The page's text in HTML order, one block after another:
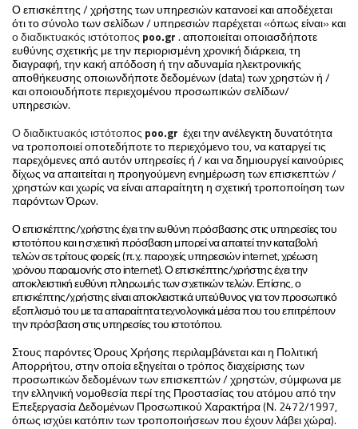
Ο επισκέπτης / χρήστης των υπηρεσιών κατανοεί και αποδέχεται
ότι το σύνολο των σελίδων / υπηρεσιών παρέχεται «όπως είναι» και
ο διαδικτυακός ιστότοπος poo.gr. αποποιείται οποιασδήποτε
ευθύνης σχετικής με την περιορισμένη χρονική διάρκεια, τη
διαγραφή, την κακή απόδοση ή την αδυναμία ηλεκτρονικής
αποθήκευσης οποιωνδήποτε δεδομένων (data) των χρηστών ή /
και οποιουδήποτε περιεχομένου προσωπικών σελίδων/
υπηρεσιών.
Ο διαδικτυακός ιστότοπος poo.gr έχει την ανέλεγκτη δυνατότητα
να τροποποιεί οποτεδήποτε το περιεχόμενο του, να καταργεί τις
παρεχόμενες από αυτόν υπηρεσίες ή / και να δημιουργεί καινούριες
δίχως να απαιτείται η προηγούμενη ενημέρωση των επισκεπτών /
χρηστών και χωρίς να είναι απαραίτητη η σχετική τροποποίηση των
παρόντων Όρων.
Ο επισκέπτης/χρήστης έχει την ευθύνη πρόσβασης στις υπηρεσίες του
ιστοτόπου και η σχετική πρόσβαση μπορεί να απαιτεί την καταβολή
τελών σε τρίτους φορείς (π.χ. παροχείς υπηρεσιών internet, χρέωση
χρόνου παραμονής στο internet). Ο επισκέπτης/χρήστης έχει την
αποκλειστική ευθύνη πληρωμής των σχετικών τελών. Επίσης, ο
επισκέπτης/χρήστης είναι αποκλειστικά υπεύθυνος για τον προσωπικό
εξοπλισμό του με τα απαραίτητα τεχνολογικά μέσα που του επιτρέπουν
την πρόσβαση στις υπηρεσίες του ιστοτόπου.
Στους παρόντες Όρους Χρήσης περιλαμβάνεται και η Πολιτική
Απορρήτου, στην οποία εξηγείται ο τρόπος διαχείρισης των
προσωπικών δεδομένων των επισκεπτών / χρηστών, σύμφωνα με
την ελληνική νομοθεσία περί της Προστασίας του ατόμου από την
Επεξεργασία Δεδομένων Προσωπικού Χαρακτήρα (Ν. 2472/1997,
όπως ισχύει κατόπιν των τροποποιήσεων που έχουν λάβει χώρα).